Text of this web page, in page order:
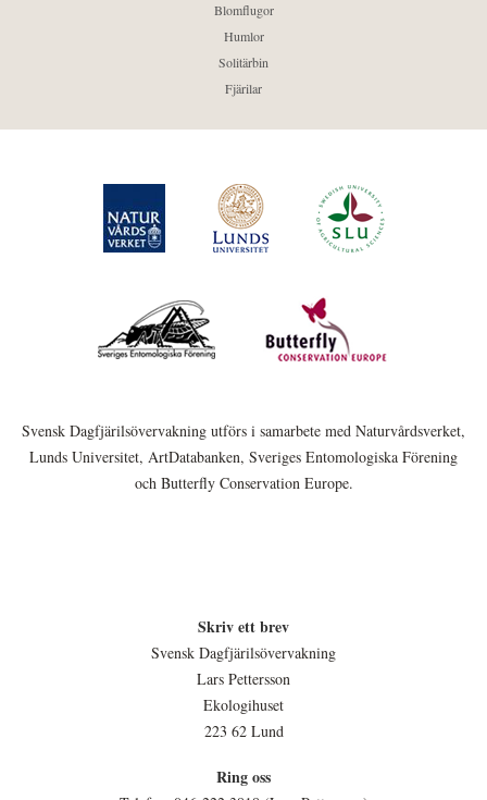
Blomflugor
Humlor
Solitärbin
Fjärilar
Svensk Dagfjärilsövervakning utförs i samarbete med Naturvårdsverket,
Lunds Universitet, ArtDatabanken, Sveriges Entomologiska Förening
och Butterfly Conservation Europe.
Skriv ett brev
Svensk Dagfjärilsövervakning
Lars Pettersson
Ekologihuset
223 62 Lund
Ring oss